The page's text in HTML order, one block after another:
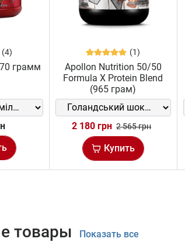
(4)
грамм
(1)
Apollon Nutrition 50/50
Formula X Protein Blend
(965 грам)
2 180 грн 2 565 грн
Купить
товары Показать все